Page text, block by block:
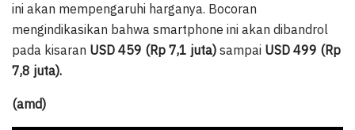
ini akan mempengaruhi harganya. Bocoran
mengindikasikan bahwa smartphone ini akan dibandrol
pada kisaran USD 459 (Rp 7,1 juta) sampai USD 499 (Rp
7,8 juta).
(amd)